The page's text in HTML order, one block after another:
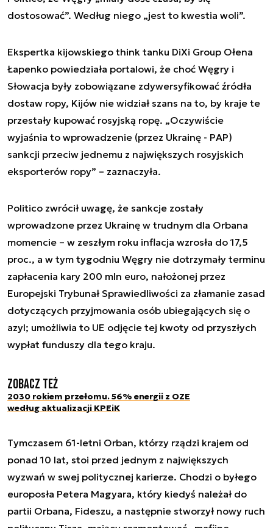
dostosować”. Według niego „jest to kwestia woli”.
Ekspertka kijowskiego think tanku DiXi Group Ołena
Łapenko powiedziała portalowi, że choć Węgry i
Słowacja były zobowiązane zdywersyfikować źródła
dostaw ropy, Kijów nie widział szans na to, by kraje te
przestały kupować rosyjską ropę. „Oczywiście
wyjaśnia to wprowadzenie (przez Ukrainę - PAP)
sankcji przeciw jednemu z największych rosyjskich
eksporterów ropy” – zaznaczyła.
Politico zwrócił uwagę, że sankcje zostały
wprowadzone przez Ukrainę w trudnym dla Orbana
momencie – w zeszłym roku inflacja wzrosła do 17,5
proc., a w tym tygodniu Węgry nie dotrzymały terminu
zapłacenia kary 200 mln euro, nałożonej przez
Europejski Trybunał Sprawiedliwości za złamanie zasad
dotyczących przyjmowania osób ubiegających się o
azyl; umożliwia to UE odjęcie tej kwoty od przyszłych
wypłat funduszy dla tego kraju.
Zobacz też
2030 rokiem przełomu. 56% energii z OZE
według aktualizacji KPEiK
Tymczasem 61-letni Orban, którzy rządzi krajem od
ponad 10 lat, stoi przed jednym z największych
wyzwań w swej politycznej karierze. Chodzi o byłego
europosła Petera Magyara, który kiedyś należał do
partii Orbana, Fideszu, a następnie stworzył nowy ruch